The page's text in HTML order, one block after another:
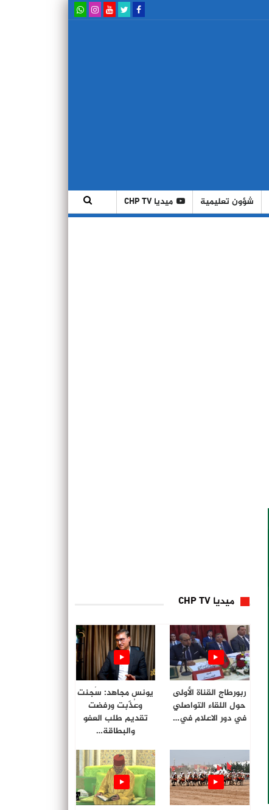
شؤون تعليمية ميديا CHP TV
ميديا CHP TV
ربورطاج القناة الأولى
حول اللقاء التواصلي
في دور الاعلام في…
يونس مجاهد: سُجنت
وعُذّبت ورفضت
تقديم طلب العفو
والبطاقة…